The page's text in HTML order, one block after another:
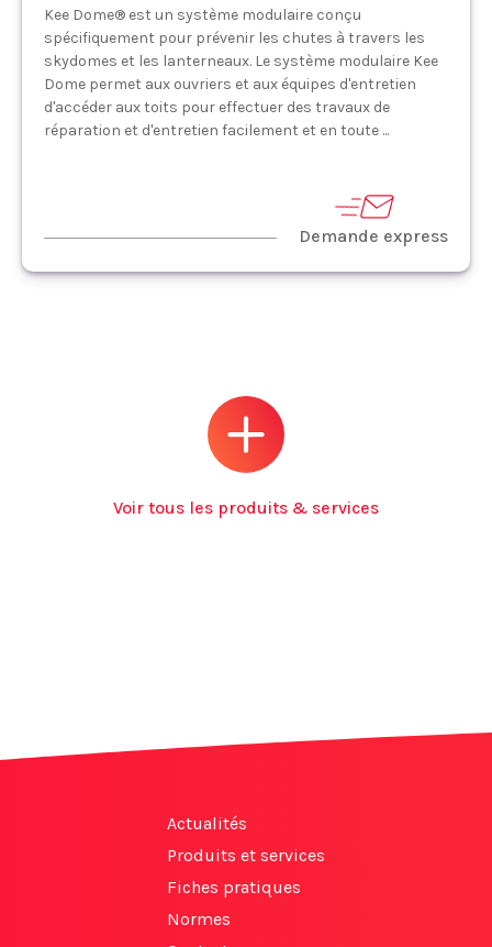
Kee Dome® est un système modulaire conçu
spécifiquement pour prévenir les chutes à travers les
skydomes et les lanterneaux. Le système modulaire Kee
Dome permet aux ouvriers et aux équipes d'entretien
d'accéder aux toits pour effectuer des travaux de
réparation et d'entretien facilement et en toute ...
Demande express
Voir tous les produits & services
Actualités
Produits et services
Fiches pratiques
Normes